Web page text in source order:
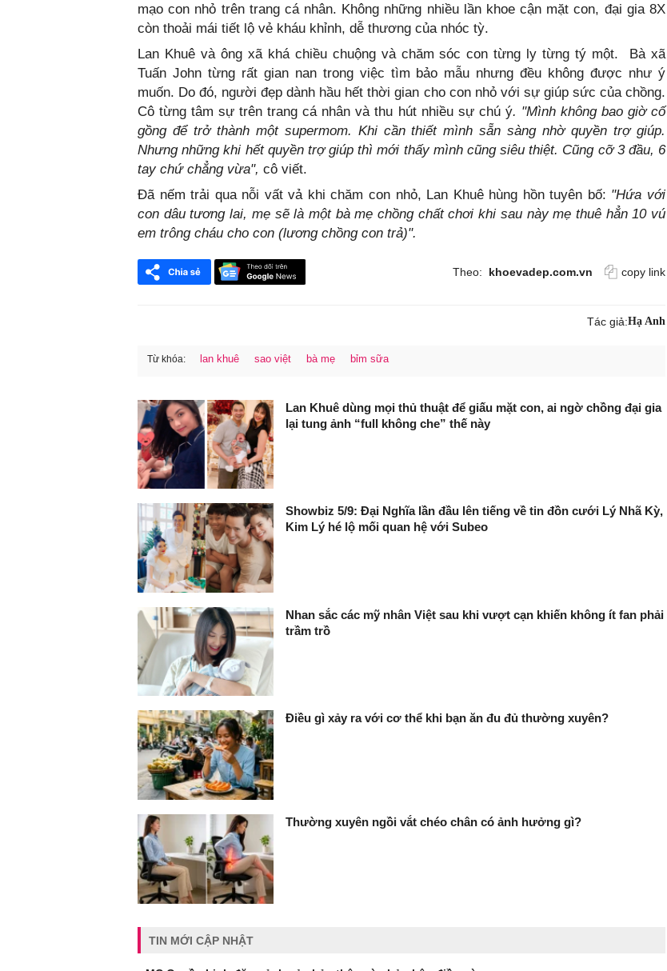
mạo con nhỏ trên trang cá nhân. Không những nhiều lần khoe cận mặt con, đại gia 8X
còn thoải mái tiết lộ vẻ kháu khỉnh, dễ thương của nhóc tỳ.
Lan Khuê và ông xã khá chiều chuộng và chăm sóc con từng ly từng tý một. Bà xã
Tuấn John từng rất gian nan trong việc tìm bảo mẫu nhưng đều không được như ý
muốn. Do đó, người đẹp dành hầu hết thời gian cho con nhỏ với sự giúp sức của chồng.
Cô từng tâm sự trên trang cá nhân và thu hút nhiều sự chú ý. "Mình không bao giờ cố
gồng để trở thành một supermom. Khi cần thiết mình sẵn sàng nhờ quyền trợ giúp.
Nhưng những khi hết quyền trợ giúp thì mới thấy mình cũng siêu thiệt. Cũng cỡ 3 đầu, 6
tay chứ chẳng vừa", cô viết.
Đã nếm trải qua nỗi vất vả khi chăm con nhỏ, Lan Khuê hùng hồn tuyên bố: "Hứa với
con dâu tương lai, mẹ sẽ là một bà mẹ chồng chất chơi khi sau này mẹ thuê hẳn 10 vú
em trông cháu cho con (lương chồng con trả)".
Theo: khoevadep.com.vn copy link
Tác giả:Hạ Anh
Từ khóa: lan khuê sao việt bà mẹ bỉm sữa
Lan Khuê dùng mọi thủ thuật để giấu mặt con, ai ngờ chồng đại gia
lại tung ảnh “full không che” thế này
Showbiz 5/9: Đại Nghĩa lần đầu lên tiếng về tin đồn cưới Lý Nhã Kỳ,
Kim Lý hé lộ mối quan hệ với Subeo
Nhan sắc các mỹ nhân Việt sau khi vượt cạn khiến không ít fan phải
trầm trồ
Điều gì xảy ra với cơ thể khi bạn ăn đu đủ thường xuyên?
Thường xuyên ngồi vắt chéo chân có ảnh hưởng gì?
TIN MỚI CẬP NHẬT